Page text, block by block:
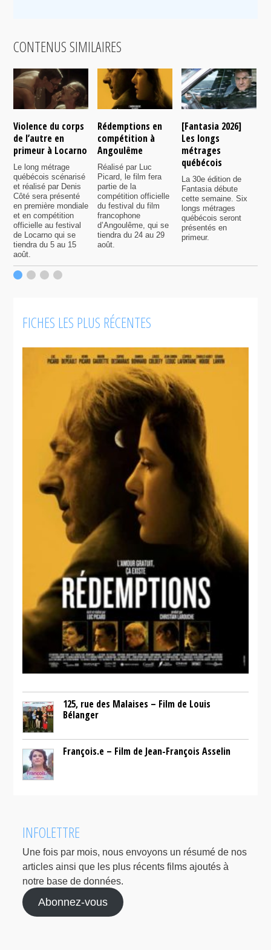
CONTENUS SIMILAIRES
Violence du corps
de l’autre en
primeur à Locarno
Le long métrage
québécois scénarisé
et réalisé par Denis
Côté sera présenté
en première mondiale
et en compétition
officielle au festival
de Locarno qui se
tiendra du 5 au 15
août.
Rédemptions en
compétition à
Angoulême
Réalisé par Luc
Picard, le film fera
partie de la
compétition officielle
du festival du film
francophone
d’Angoulême, qui se
tiendra du 24 au 29
août.
[Fantasia 2026]
Les longs
métrages
québécois
La 30e édition de
Fantasia débute
cette semaine. Six
longs métrages
québécois seront
présentés en
primeur.
FICHES LES PLUS RÉCENTES
125, rue des Malaises – Film de Louis
Bélanger
François.e – Film de Jean-François Asselin
INFOLETTRE
Une fois par mois, nous envoyons un résumé de nos
articles ainsi que les plus récents films ajoutés à
notre base de données.
Abonnez-vous